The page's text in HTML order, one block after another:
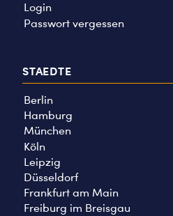
Login
Passwort vergessen
STAEDTE
Berlin
Hamburg
München
Köln
Leipzig
Düsseldorf
Frankfurt am Main
Freiburg im Breisgau